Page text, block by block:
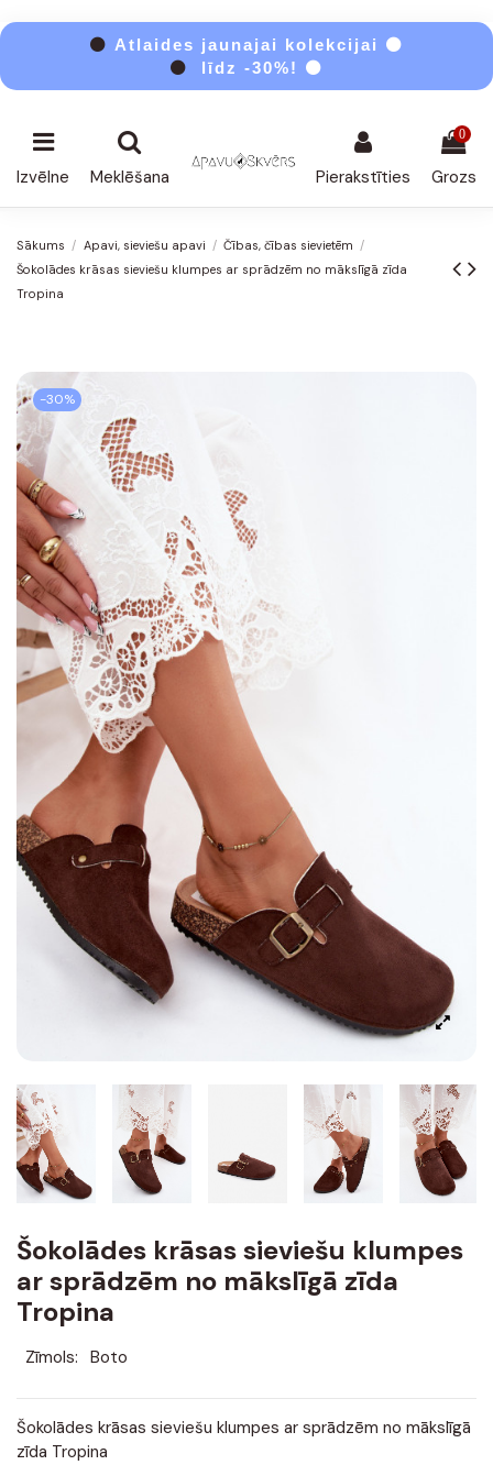
⚫ Atlaides jaunajai kolekcijai ⚫
⚫
līdz -30%! ⚫
Izvēlne Meklēšana Pierakstīties
0
Grozs
Sākums Apavi, sieviešu apavi
Čības, čības sievietēm
Šokolādes krāsas sieviešu klumpes ar sprādzēm no mākslīgā zīda
Tropina
-30%
Šokolādes krāsas sieviešu klumpes
ar sprādzēm no mākslīgā zīda
Tropina
Zīmols: Boto
Šokolādes krāsas sieviešu klumpes ar sprādzēm no mākslīgā
zīda Tropina